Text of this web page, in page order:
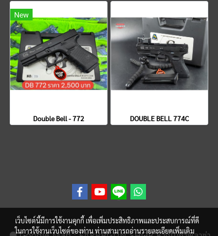
New
Double Bell - 772 DOUBLE BELL 774C
เว็บไซต์นี้มีการใช้งานคุกกี้ เพื่อเพิ่มประสิทธิภาพและประสบการณ์ที่ดี
ในการใช้งานเว็บไซต์ของท่าน ท่านสามารถอ่านรายละเอียดเพิ่มเติม